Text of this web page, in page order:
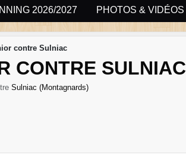
2026/2027 PHOTOS & VIDÉOS
contre Sulniac
CONTRE SULNIAC
Sulniac (Montagnards)